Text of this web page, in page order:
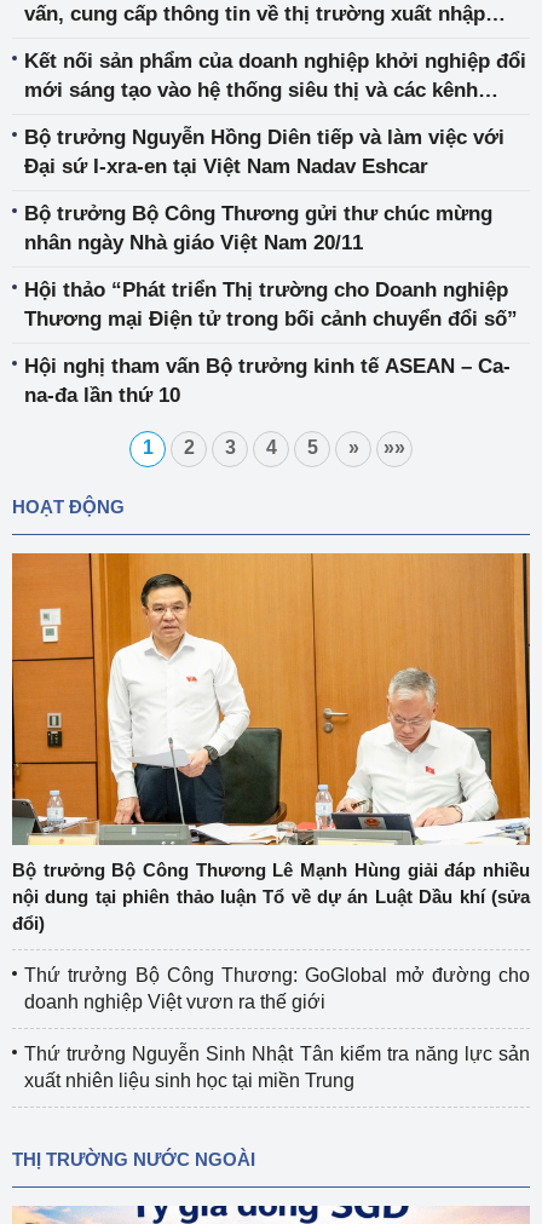
vấn, cung cấp thông tin về thị trường xuất nhập
Kết nối sản phẩm của doanh nghiệp khởi nghiệp đổi
mới sáng tạo vào hệ thống siêu thị và các kênh
Bộ trưởng Nguyễn Hồng Diên tiếp và làm việc với
Đại sứ I-xra-en tại Việt Nam Nadav Eshcar
Bộ trưởng Bộ Công Thương gửi thư chúc mừng
nhân ngày Nhà giáo Việt Nam 20/11
Hội thảo “Phát triển Thị trường cho Doanh nghiệp
Thương mại Điện tử trong bối cảnh chuyển đổi số”
Hội nghị tham vấn Bộ trưởng kinh tế ASEAN – Ca-
na-đa lần thứ 10
1 2 3 4 5 » »»
HOẠT ĐỘNG
Bộ trưởng Bộ Công Thương Lê Mạnh Hùng giải đáp nhiều
nội dung tại phiên thảo luận Tổ về dự án Luật Dầu khí (sửa
đổi)
Thứ trưởng Bộ Công Thương: GoGlobal mở đường cho
doanh nghiệp Việt vươn ra thế giới
Thứ trưởng Nguyễn Sinh Nhật Tân kiểm tra năng lực sản
xuất nhiên liệu sinh học tại miền Trung
THỊ TRƯỜNG NƯỚC NGOÀI